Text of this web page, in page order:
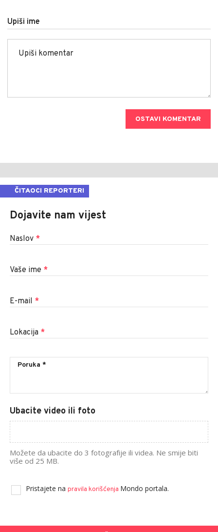
Upiši ime
OSTAVI KOMENTAR
ČITAOCI REPORTERI
Dojavite nam vijest
Naslov *
Vaše ime *
E-mail *
Lokacija *
Ubacite video ili foto
Možete da ubacite do 3 fotografije ili videa. Ne smije biti
više od 25 MB.
Pristajete na pravila korišćenja Mondo portala.